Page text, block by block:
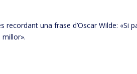
una frase d’Oscar Wilde: «Si